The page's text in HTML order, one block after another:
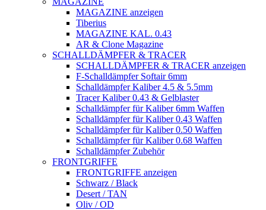
MAGAZINE anzeigen
Tiberius
MAGAZINE KAL. 0.43
AR & Clone Magazine
SCHALLDÄMPFER & TRACER
SCHALLDÄMPFER & TRACER anzeigen
F-Schalldämpfer Softair 6mm
Schalldämpfer Kaliber 4.5 & 5.5mm
Tracer Kaliber 0.43 & Gelblaster
Schalldämpfer für Kaliber 6mm Waffen
Schalldämpfer für Kaliber 0.43 Waffen
Schalldämpfer für Kaliber 0.50 Waffen
Schalldämpfer für Kaliber 0.68 Waffen
Schalldämpfer Zubehör
FRONTGRIFFE
FRONTGRIFFE anzeigen
Schwarz / Black
Desert / TAN
Oliv / OD